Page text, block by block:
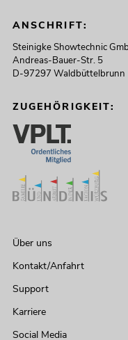
ANSCHRIFT:
Steinigke Showtechnic
Andreas-Bauer-Str. 5
D-97297 Waldbüttelbrunn
ZUGEHÖRIGKEIT:
Über uns
Kontakt/Anfahrt
Support
Karriere
Social Media